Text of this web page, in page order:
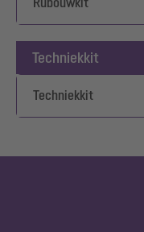
Techniekkit
Techniekkit